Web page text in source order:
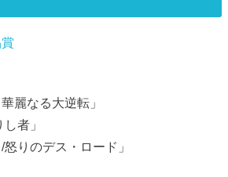
麗なる大逆転」
者」
怒りのデス・ロード」